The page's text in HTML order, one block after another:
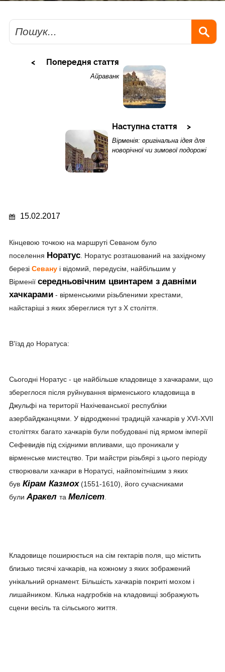
Пошук
Попередня стаття
Айраванк
Наступна стаття
Вірменія: оригінальна ідея для
новорічної чи зимової подорожі
15.02.2017
Кінцевою точкою на маршруті Севаном було
поселення Норатус . Норатус розташований на західному
березі Севану і відомий, передусім, найбільшим у
Вірменії середньовічним цвинтарем з давніми
хачкарами - вірменськими різьбленими хрестами,
найстаріші з яких збереглися тут з Х століття.
В'їзд до Норатуса:
Сьогодні Норатус - це найбільше кладовище з хачкарами, що
збереглося після руйнування вірменського кладовища в
Джульфі на території Нахічеванської республіки
азербайджанцями. У відродженні традицій хачкарів у XVI-XVII
століттях багато хачкарів були побудовані під ярмом імперії
Сефевидів під східними впливами, що проникали у
вірменське мистецтво. Три майстри різьбярі з цього періоду
створювали хачкари в Норатусі, найпомітнішим з яких
був Кірам Казмох(1551-1610), його сучасниками
були Аракел та Мелісет
Кладовище поширюється на сім гектарів поля, що містить
близько тисячі хачкарів, на кожному з яких зображений
унікальний орнамент. Більшість хачкарів покриті мохом і
лишайником. Кілька надгробків на кладовищі зображують
сцени весіль та сільського життя.